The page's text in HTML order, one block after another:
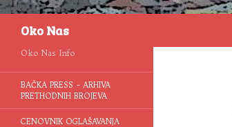
Oko Nas
Oko Nas Info
BAČKA PRESS – ARHIVA
PRETHODNIH BROJEVA
CENOVNIK OGLAŠAVANJA